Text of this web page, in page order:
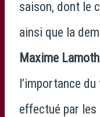
saison, dont le
ainsi que la
Maxime
l’importance
effectué par